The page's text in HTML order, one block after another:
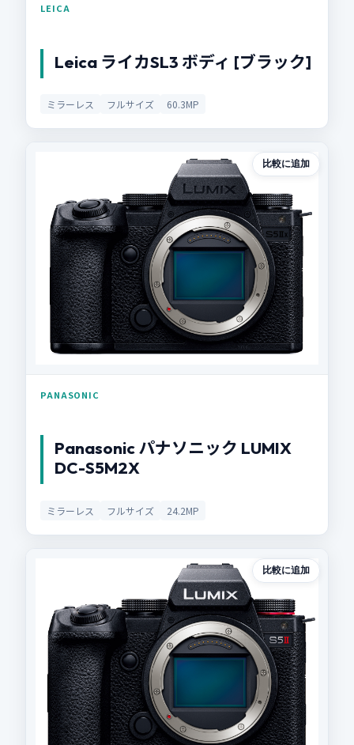
LEICA
Leica ライカSL3 ボディ [ブラック]
ミラーレス フルサイズ 60.3MP
比較に追加
PANASONIC
Panasonic パナソニック LUMIX
DC-S5M2X
ミラーレス フルサイズ 24.2MP
比較に追加